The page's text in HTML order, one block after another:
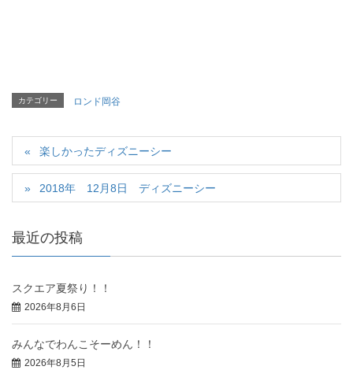
カテゴリー ロンド岡谷
楽しかったディズニーシー
2018年 12月8日 ディズニーシー
最近の投稿
スクエア夏祭り！！
2026年8月6日
みんなでわんこそーめん！！
2026年8月5日